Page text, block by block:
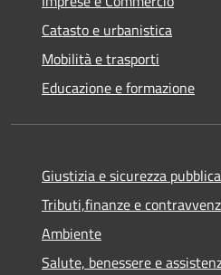
Catasto e urbanistica
Mobilità e trasporti
Educazione e formazione
Giustizia e sicurezza pubblica
Tributi,finanze e
Ambiente
Salute, benessere e